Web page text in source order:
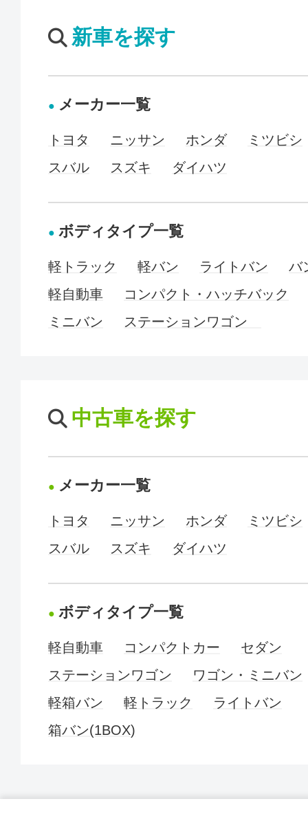
新車を探す
メーカー一覧
トヨタ ニッサン ホンダ
ミツビシ
スバル
スズキ ダイハツ
ボディタイプ一覧
軽トラック 軽バン ライトバン
バ
軽自動車
コンパクト・ハッチバック
ミニバン
ステーションワゴン
中古車を探す
メーカー一覧
トヨタ ニッサン ホンダ
ミツビシ
スバル
スズキ ダイハツ
ボディタイプ一覧
軽自動車 コンパクトカー
セダン
ステーションワゴン
ワゴン・ミニバン
軽箱バン
軽トラック
ライトバン
箱バン(1BOX)